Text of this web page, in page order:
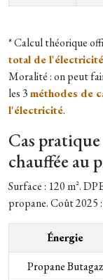
* Calcul théorique
total de
Moralité : on peut
les 3méthodes de
l'électricité.
Cas
chauffée au
Surface : 120 m².
propane. Coût 2025
Énergie
Propane Butagaz